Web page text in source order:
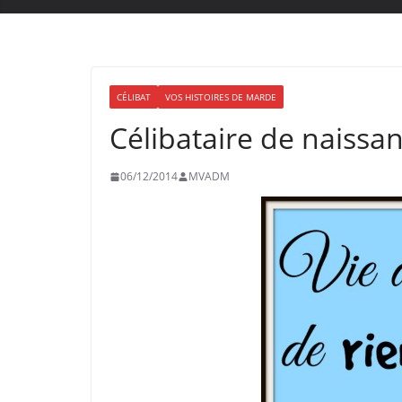
CÉLIBAT VOS HISTOIRES DE MARDE
Célibataire de
06/12/2014 MVADM